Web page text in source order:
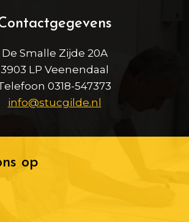
De Smalle Zijde 20A
3903 LP Veenendaal
0318-547373
info@stucgilde.nl
op